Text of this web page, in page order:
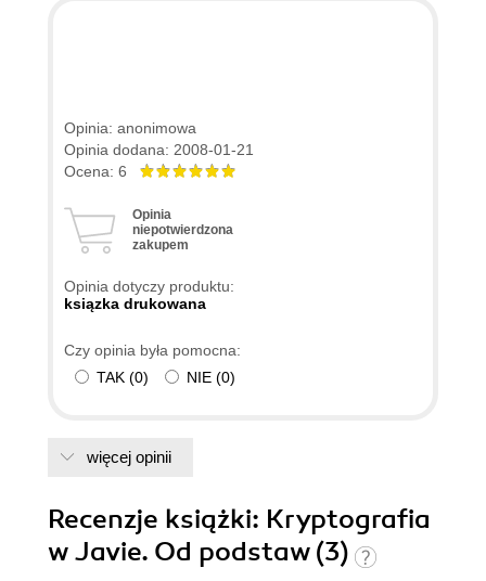
Opinia: anonimowa
Opinia dodana: 2008-01-21
Ocena: 6
Opinia
niepotwierdzona
zakupem
Opinia dotyczy produktu:
ksiązka drukowana
Czy opinia była pomocna:
TAK (0) NIE (0)
więcej opinii
Recenzje książki: Kryptografia
w Javie. Od podstaw (3)